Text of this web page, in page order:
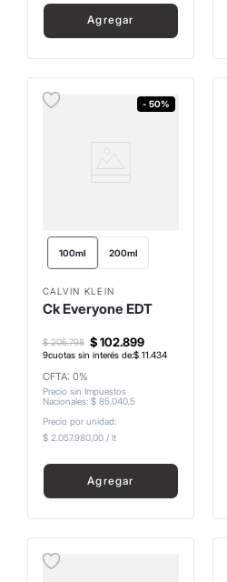
Agregar
- 50%
100ml 200ml
CALVIN KLEIN
Ck Everyone EDT
$ 102.899
$ 205.798
9cuotas sin interés de:$ 11 434
CFTA: 0%
Precio sin Impuestos
Nacionales: $ 85.040,5
Precio por unidad:
$ 2.057.980,00/ lt
Agregar